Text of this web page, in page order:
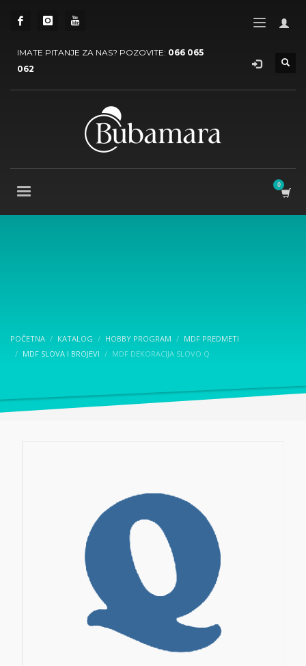
IMATE PITANJE ZA NAS? POZOVITE: 066 065
062
POČETNA KATALOG HOBBY PROGRAM
MDF PREDMETI
MDF SLOVA I BROJEVI
MDF DEKORACIJA SLOVO Q